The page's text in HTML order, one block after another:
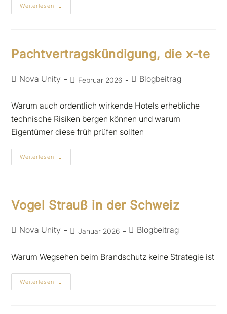
Weiterlesen
Pachtvertragskündigung, die x-te
Nova Unity Februar 2026 Blogbeitrag
Warum auch ordentlich wirkende Hotels erhebliche
technische Risiken bergen können und warum
Eigentümer diese früh prüfen sollten
Weiterlesen
Vogel Strauß in der Schweiz
Nova Unity Januar 2026 Blogbeitrag
Warum Wegsehen beim Brandschutz keine Strategie ist
Weiterlesen